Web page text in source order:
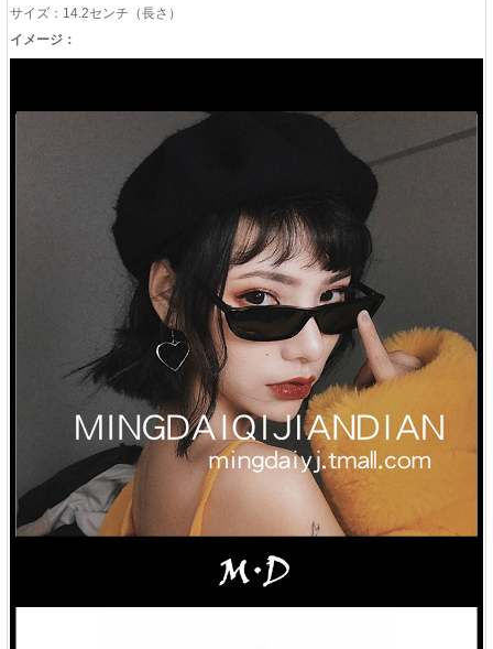
サイズ：14.2センチ（長さ）
イメージ：